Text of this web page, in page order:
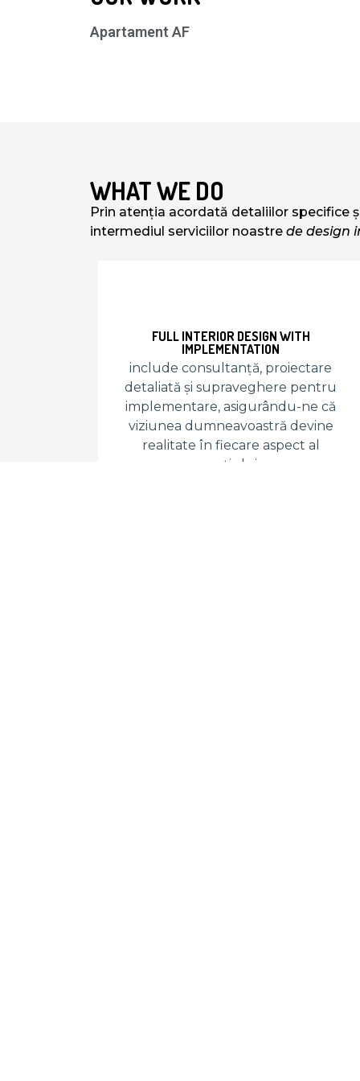
Apartament AF
WHAT WE DO
Prin atenția acordată detaliilor specifice
intermediul serviciilor noastre de design
FULL INTERIOR DESIGN WITH
IMPLEMENTATION
include consultanță, proiectare
detaliată și supraveghere pentru
implementare, asigurându-ne că
viziunea dumneavoastră devine
realitate în fiecare aspect al
spațiului.